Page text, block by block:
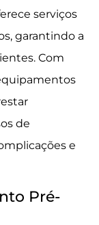
serviços
garantindo a
Com
de
e
Pré-